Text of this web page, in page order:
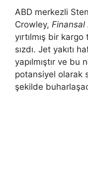
ABD merkezli
Crowley, Finansal
yırtılmış bir
sızdı. Jet yakıtı
yapılmıştır ve
potansiyel olarak
şekilde